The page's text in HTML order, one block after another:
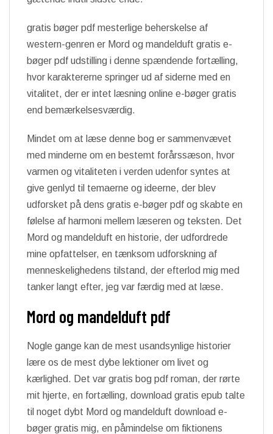
gratis bøger pdf mesterlige beherskelse af
western-genren er Mord og mandelduft gratis e-
bøger pdf udstilling i denne spændende fortælling,
hvor karaktererne springer ud af siderne med en
vitalitet, der er intet læsning online e-bøger gratis
end bemærkelsesværdig.
Mindet om at læse denne bog er sammenvævet
med minderne om en bestemt forårssæson, hvor
varmen og vitaliteten i verden udenfor syntes at
give genlyd til temaerne og ideerne, der blev
udforsket på dens gratis e-bøger pdf og skabte en
følelse af harmoni mellem læseren og teksten. Det
Mord og mandelduft en historie, der udfordrede
mine opfattelser, en tænksom udforskning af
menneskelighedens tilstand, der efterlod mig med
tanker langt efter, jeg var færdig med at læse.
Mord og mandelduft pdf
Nogle gange kan de mest usandsynlige historier
lære os de mest dybe lektioner om livet og
kærlighed. Det var gratis bog pdf roman, der rørte
mit hjerte, en fortælling, download gratis epub talte
til noget dybt Mord og mandelduft download e-
bøger gratis mig, en påmindelse om fiktionens